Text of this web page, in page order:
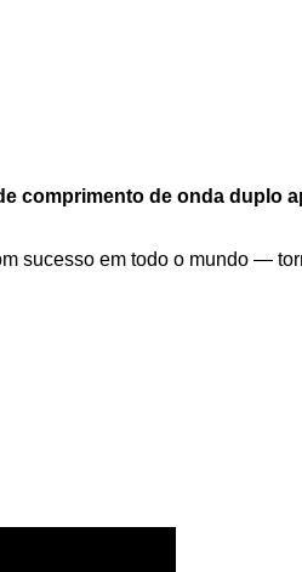
comprimento de onda duplo
sucesso em todo o mundo —